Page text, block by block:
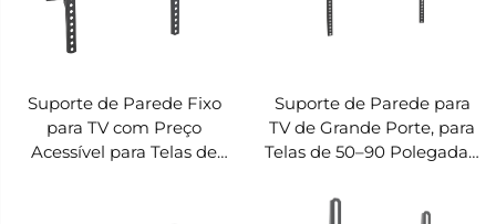
Suporte de Parede Fixo
para TV com Preço
Acessível para Telas de
Suporte de Parede para
TV de Grande Porte, para
Telas de 50–90 Polegadas,
MOUNTS VM-TA101L